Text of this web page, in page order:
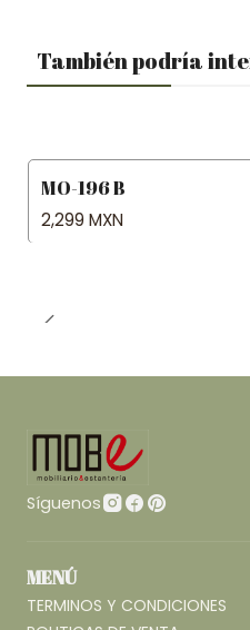
También podría
MO-196 B
2,299 MXN
Síguenos
MENÚ
TERMINOS Y CONDICIONES